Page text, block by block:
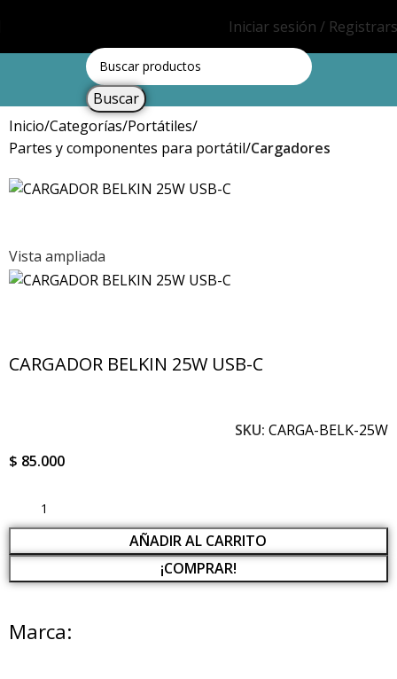
Iniciar sesión /
Buscar
Inicio Categorías Portátiles
Partes y componentes para portátil Cargadores
Vista ampliada
CARGADOR BELKIN 25W USB-C
SKU: CARGA-BELK-25W
$ 85.000
AÑADIR AL CARRITO
¡COMPRAR!
Marca: